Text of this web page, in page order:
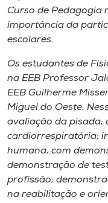
Curso de Pedagogia
importância da
escolares.
Os estudantes de
na EEB Professor
EEB Guilherme
Miguel do Oeste.
avaliação da pisada;
cardiorrespiratória;
humana, com
demonstração de
profissão;
na reabilitação e